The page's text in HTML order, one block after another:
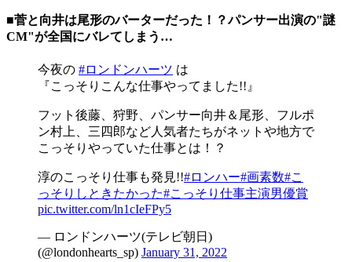
■菅と向井は尾形のバーターだった！？パンサー出演の"謎
CM"が全国にバレてしまう…
今夜の #ロンドンハーツ は
『こっそりこんな仕事やってました!!』
フット後藤、狩野、パンサー向井＆尾形、フルポ
ン村上、三四郎など人気者たちがネットや地方で
こっそりやっていた仕事とは！？
淳のこっそり仕事も発見!!#ロンハー#画素数#こ
っそりしときたかった#こっそり仕事主演男優賞
pic.twitter.com/ln1cIeFPy5
— ロンドンハーツ(テレビ朝日)
(@londonhearts_sp) January 31, 2022